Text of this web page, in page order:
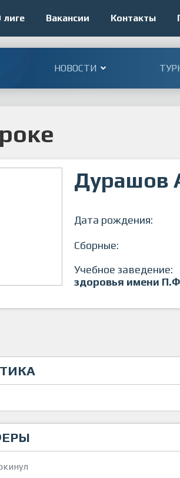
лиге Вакансии Контакты
НОВОСТИ
Дурашов
Дата рождения:
Сборные:
Учебное заведение:
здоровья имени